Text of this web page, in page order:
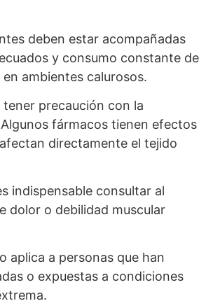
deben estar acompañadas
y consumo constante de
ambientes calurosos.
tener precaución con la
fármacos tienen efectos
directamente el tejido
indispensable consultar al
dolor o debilidad muscular
aplica a personas que han
o expuestas a condiciones